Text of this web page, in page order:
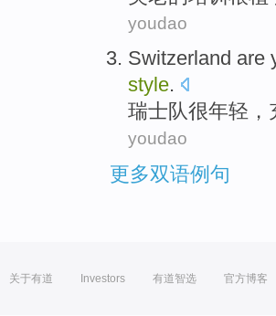
youdao
Switzerland are
style.
瑞士队很年轻 ，
youdao
更多双语例句
关于有道 Investors 有道智选 官方博客